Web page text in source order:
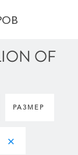
OF
РАЗМЕР